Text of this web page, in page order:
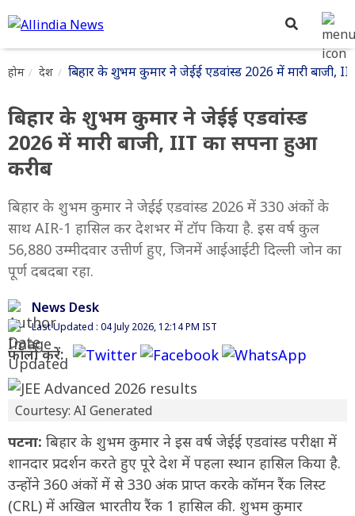
होम देश बिहार के शुभम कुमार ने जेईई एडवांस्ड 2026 में मारी बाजी,
बिहार के शुभम कुमार ने जेईई एडवांस्ड
2026 में मारी बाजी, IIT का सपना हुआ
करीब
बिहार के शुभम कुमार ने जेईई एडवांस्ड 2026 में 330 अंकों के
साथ AIR-1 हासिल कर देशभर में टॉप किया है. इस वर्ष कुल
56,880 उम्मीदवार उत्तीर्ण हुए, जिनमें आईआईटी दिल्ली जोन का
पूर्ण दबदबा रहा.
News Desk
Last Updated : 04 July 2026, 12:14 PM IST
फॉलो करें:
Courtesy: AI Generated
पटना: बिहार के शुभम कुमार ने इस वर्ष जेईई एडवांस्ड परीक्षा में
शानदार प्रदर्शन करते हुए पूरे देश में पहला स्थान हासिल किया है.
उन्होंने 360 अंकों में से 330 अंक प्राप्त करके कॉमन रैंक लिस्ट
(CRL) में अखिल भारतीय रैंक 1 हासिल की. शुभम कुमार